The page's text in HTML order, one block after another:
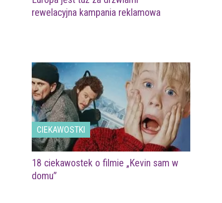
rewelacyjna kampania reklamowa
CIEKAWOSTKI
18 ciekawostek o filmie „Kevin sam w
domu”